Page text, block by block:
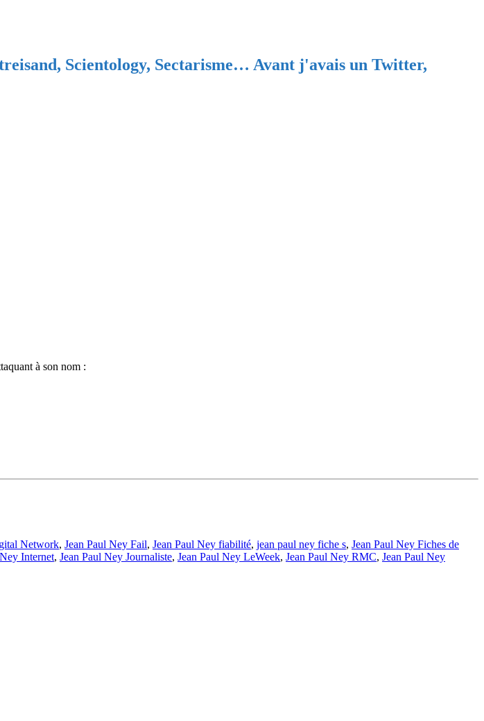
Scientology, Sectarisme… Avant j'avais un Twitter,
à son nom :
Network, Jean Paul Ney Fail, Jean Paul Ney fiabilité, jean paul ney fiche s, Jean Paul Ney Fiches de
Internet, Jean Paul Ney Journaliste, Jean Paul Ney LeWeek, Jean Paul Ney RMC, Jean Paul Ney